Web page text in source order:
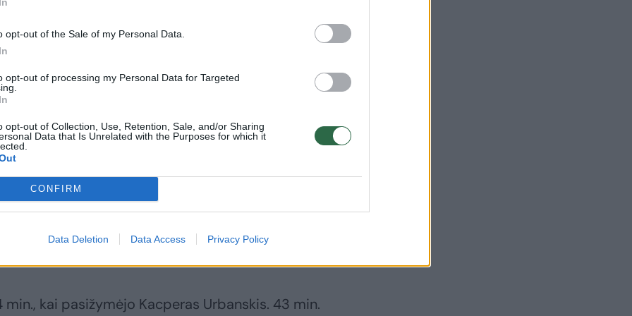
opt-out of the Sale of my Personal Data.
opt-out of processing my Personal Data for Targeted
opt-out of Collection, Use, Retention, Sale, and/or Sharing
Data that Is Unrelated with the Purposes for which it
CONFIRM
Data Deletion Data Access Privacy Policy
49 min. Albertas Gudmundssonas įmušė 11 m.
susitikimo pabaigoje (90 min.) tas pats
standartą iš baudos aikštelės ir padovanojo
šventė pergalę 3:0 (1:0) prieš „Udinese“.
kai Artemas Dovbykas tiksliai smūgiavo kaire
11 m. baudinį, o visas abejones 70 min.
ir „Bologna“ triumfavo pastarieji 2:1 (1:1).
kai pasižymėjo Kacperas Urbanskis. 43 min.